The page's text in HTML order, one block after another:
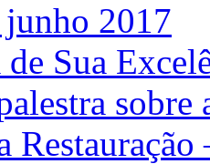
junho 2017
Sua
sobre
Restauração